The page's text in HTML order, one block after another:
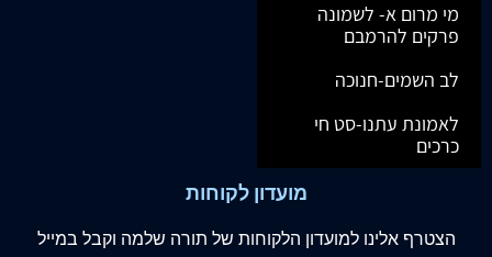
מי מרום א- לשמונה
פרקים להרמבם
לב השמים-חנוכה
לאמונת עתנו-סט חי
כרכים
מועדון לקוחות
הצטרף אלינו למועדון הלקוחות של תורה שלמה וקבל במייל